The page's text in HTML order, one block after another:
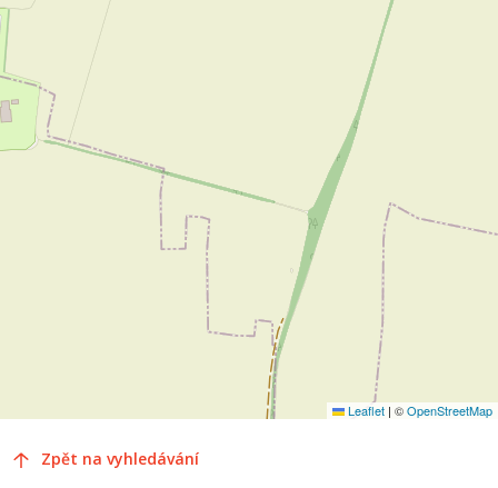
Leaflet | ©OpenStreetMap
Zpět na vyhledávání